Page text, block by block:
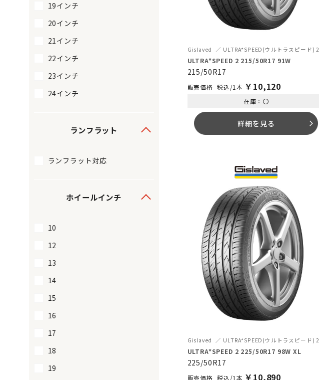
19インチ
20インチ
21インチ
22インチ
23インチ
24インチ
ランフラット
ランフラット対応
ホイールインチ
10
12
13
14
15
16
17
18
19
Gislaved ULTRA*SPEED(ウルトラスピード) 2
ULTRA*SPEED 2 215/50R17 91W
215/50R17
税込/1本 ￥ 10,120
在庫：〇
詳細を見る arrow_forward_ios
Gislaved ULTRA*SPEED(ウルトラスピード) 2
ULTRA*SPEED 2 225/50R17 98W XL
225/50R17
税込/1本 ￥ 10,890